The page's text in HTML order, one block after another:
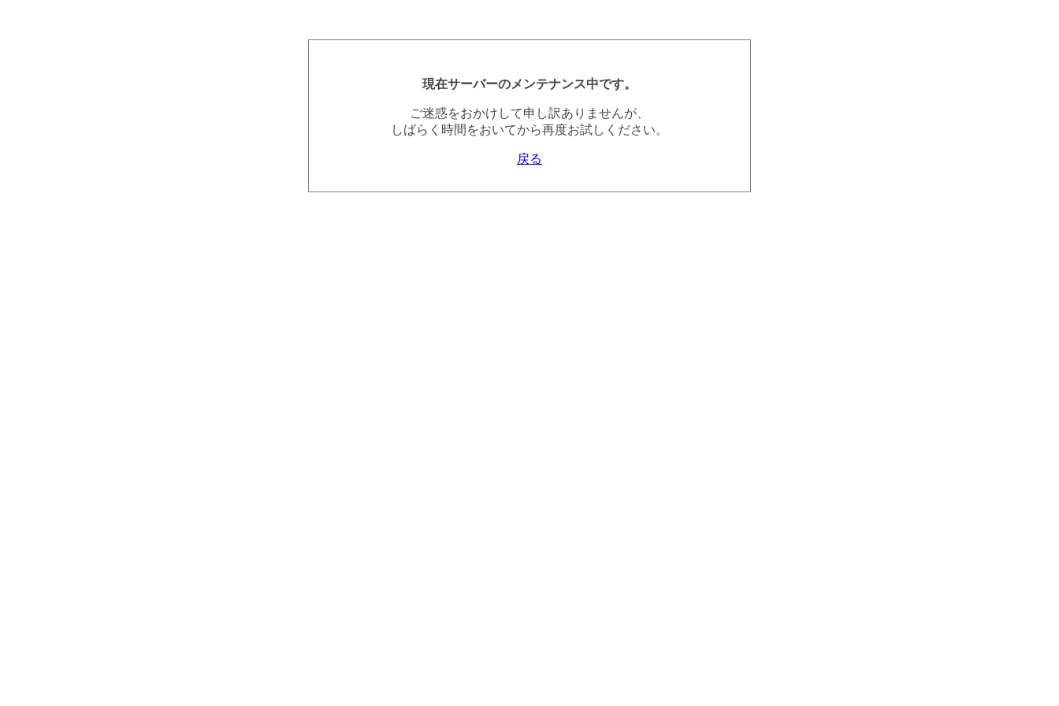
現在サーバーのメンテナンス中です。
ご迷惑をおかけして申し訳ありませんが、
しばらく時間をおいてから再度お試しください。
戻る